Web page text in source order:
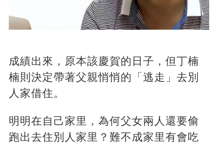
成績出來，原本該慶賀的日子，但丁楠
楠則決定帶著父親悄悄的「逃走」去別
人家借住。
明明在自己家里，為何父女兩人還要偷
跑出去住別人家里？難不成家里有會吃